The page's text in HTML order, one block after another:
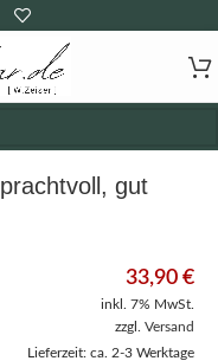
gut
to enlarge
33,90 €
inkl. 7% MwSt.
zzgl. Versand
Lieferzeit: ca. 2-3 Werktage